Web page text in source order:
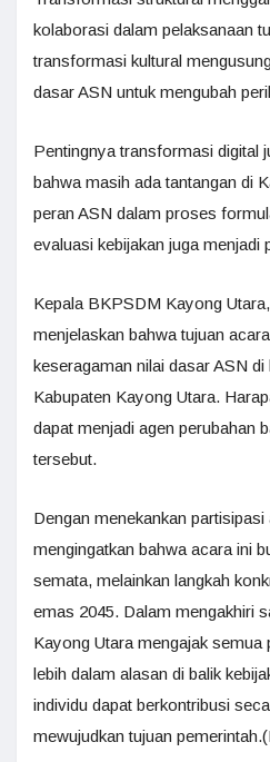
kolaborasi dalam pelaksanaan
transformasi kultural
dasar ASN untuk mengubah
Pentingnya transformasi digital
bahwa masih ada tantangan di
peran ASN dalam proses
evaluasi kebijakan juga menjadi
Kepala BKPSDM Kayong
menjelaskan bahwa tujuan
keseragaman nilai dasar ASN di
Kabupaten Kayong Utara.
dapat menjadi agen perubahan
tersebut.
Dengan menekankan
mengingatkan bahwa acara ini
semata, melainkan langkah
emas 2045. Dalam mengakhiri
Kayong Utara mengajak
lebih dalam alasan di balik
individu dapat berkontribusi
mewujudkan tujuan